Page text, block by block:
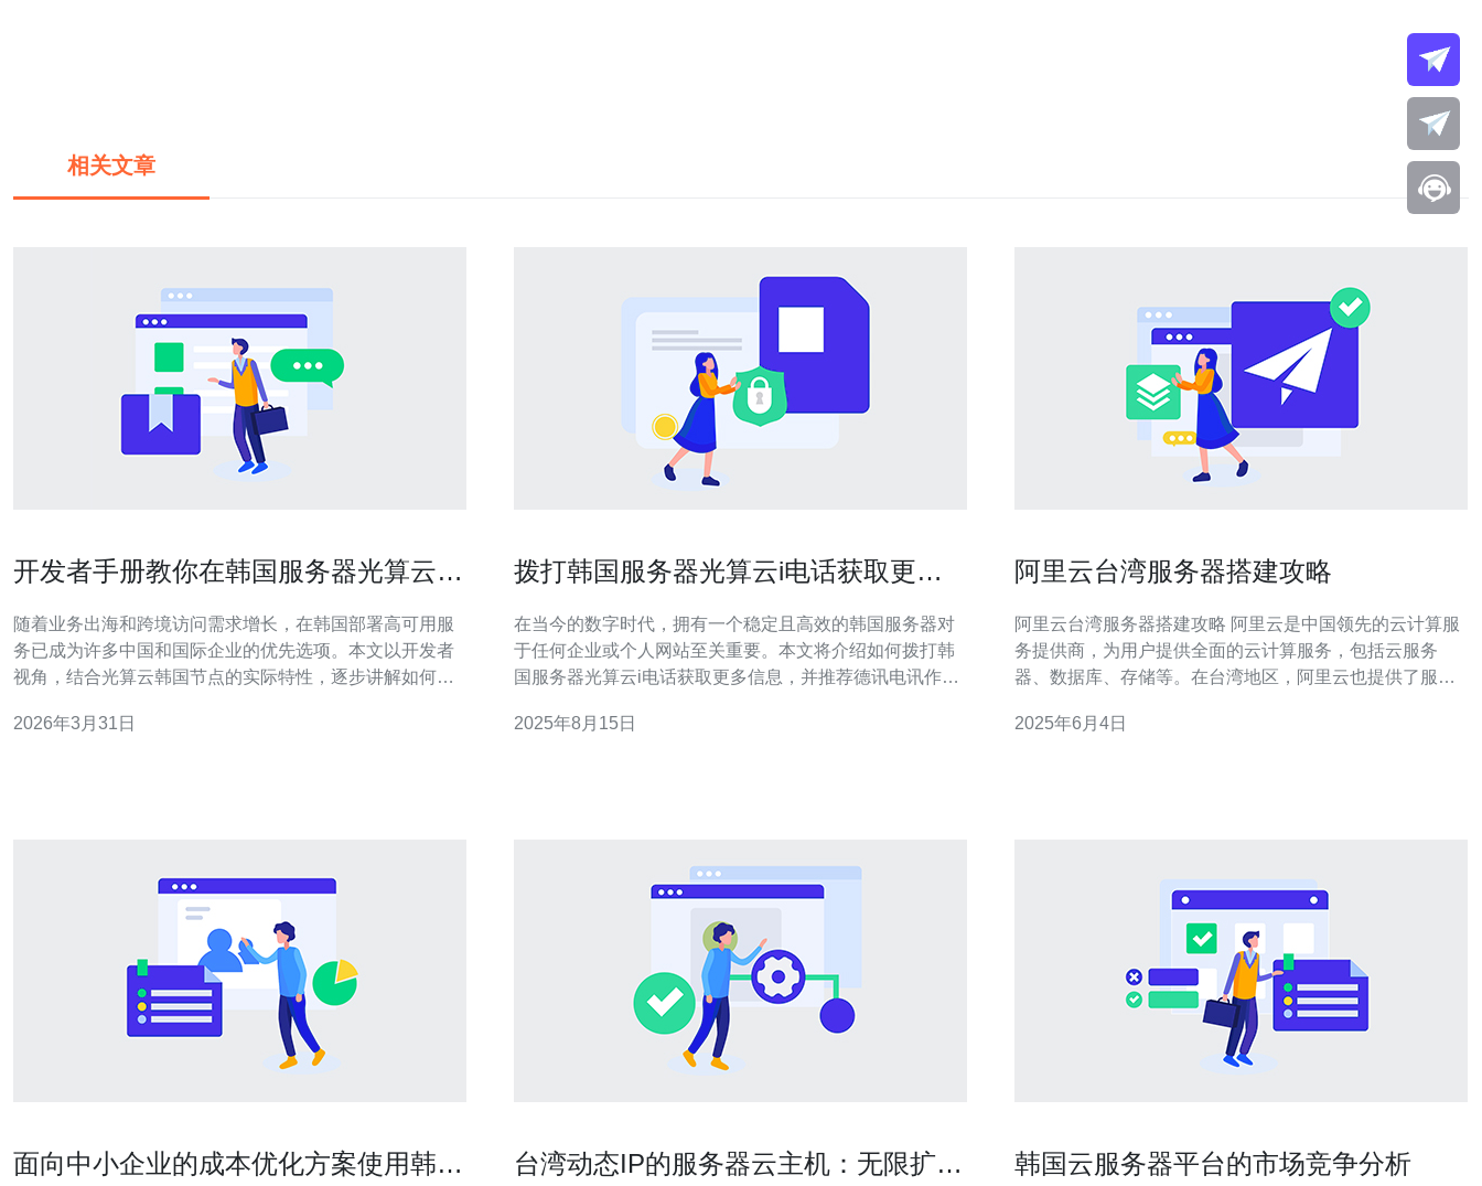
相关文章
开发者手册教你在韩国服务器光算云上
随着业务出海和跨境访问需求增长，在韩国部署高可用服
务已成为许多中国和国际企业的优先选项。本文以开发者
视角，结合光算云韩国节点的实际特性，逐步讲解如何搭
购买建议，便于快速上线。 第一步是架构规划。高可用不
2026年3月31日
拨打韩国服务器光算云i电话获取更多
在当今的数字时代，拥有一个稳定且高效的韩国服务器对
于任何企业或个人网站至关重要。本文将介绍如何拨打韩
国服务器光算云i电话获取更多信息，并推荐德讯电讯作为
够做出明智的选择，以确保您的在线业务顺利进行。 了解
2025年8月15日
阿里云台湾服务器搭建攻略
阿里云台湾服务器搭建攻略 阿里云是中国领先的云计算服
务提供商，为用户提供全面的云计算服务，包括云服务
器、数据库、存储等。在台湾地区，阿里云也提供了服务
器。 首先，您需要注册一个阿里云账号。在阿里云官网上
2025年6月4日
面向中小企业的成本优化方案使用韩国
台湾动态IP的服务器云主机：无限扩
韩国云服务器平台的市场竞争分析